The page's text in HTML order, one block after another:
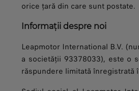
orice țară din care sunt postate.
Informații despre noi
Leapmotor International B.V.
a societății 93378033), este o
răspundere limitată înregistrată